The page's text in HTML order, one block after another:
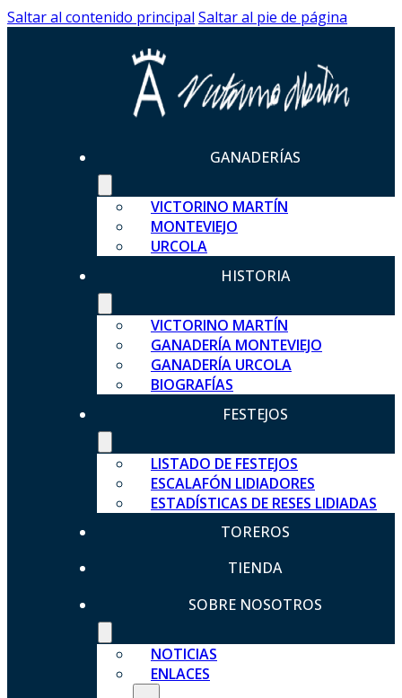
Saltar al contenido principal Saltar al pie de página
GANADERÍAS
VICTORINO MARTÍN
MONTEVIEJO
URCOLA
HISTORIA
VICTORINO MARTÍN
GANADERÍA MONTEVIEJO
GANADERÍA URCOLA
BIOGRAFÍAS
FESTEJOS
LISTADO DE FESTEJOS
ESCALAFÓN LIDIADORES
ESTADÍSTICAS DE RESES LIDIADAS
TOREROS
TIENDA
SOBRE NOSOTROS
NOTICIAS
ENLACES